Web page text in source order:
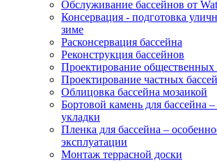
Обслуживание бассейнов от
Консервация - подготовка
зиме
Расконсервация бассейна
Реконструкция бассейнов
Проектирование общественных
Проектирование частных
​Облицовка бассейна мозаикой
Бортовой камень для бассейна
укладки
Пленка для бассейна –
эксплуатации
Монтаж террасной доски